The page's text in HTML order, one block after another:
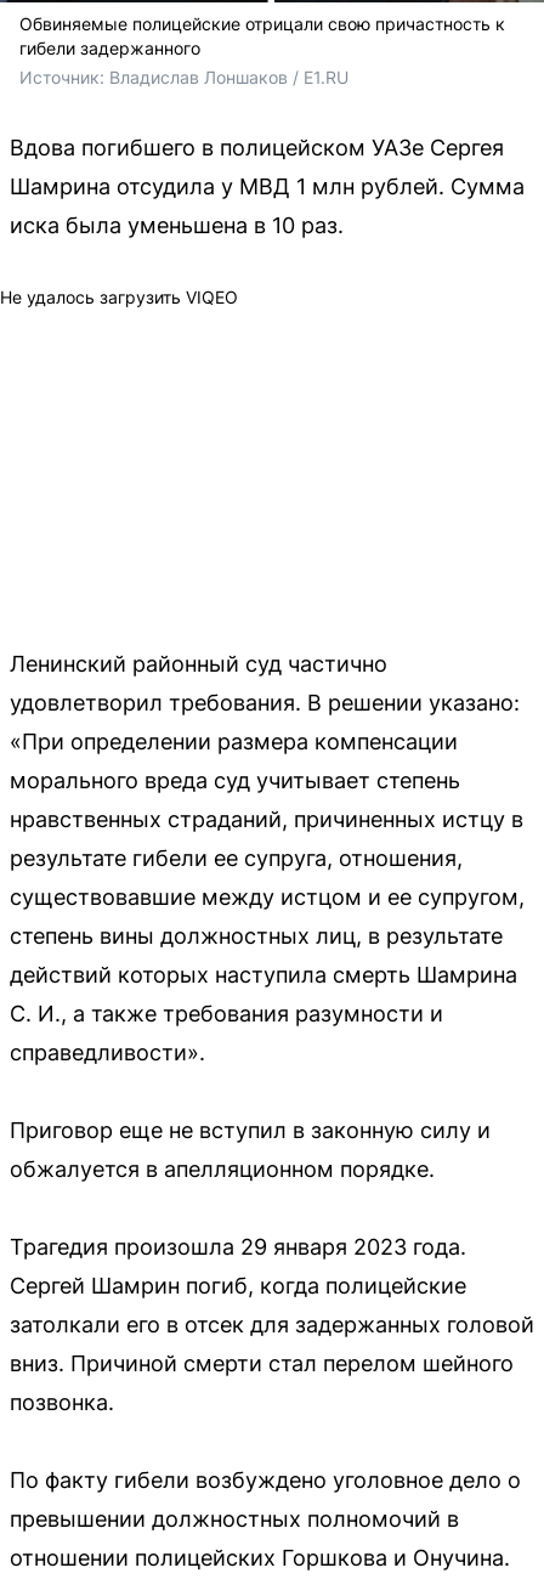
Обвиняемые полицейские отрицали свою причастность к
гибели задержанного
Источник: Владислав Лоншаков / E1.RU
Вдова погибшего в полицейском УАЗе Сергея
Шамрина отсудила у МВД 1 млн рублей. Сумма
иска была уменьшена в 10 раз.
Не удалось загрузить VIQEO
Ленинский районный суд частично
удовлетворил требования. В решении указано:
«При определении размера компенсации
морального вреда суд учитывает степень
нравственных страданий, причиненных истцу в
результате гибели ее супруга, отношения,
существовавшие между истцом и ее супругом,
степень вины должностных лиц, в результате
действий которых наступила смерть Шамрина
С. И., а также требования разумности и
справедливости».
Приговор еще не вступил в законную силу и
обжалуется в апелляционном порядке.
Трагедия произошла 29 января 2023 года.
Сергей Шамрин погиб, когда полицейские
затолкали его в отсек для задержанных головой
вниз. Причиной смерти стал перелом шейного
позвонка.
По факту гибели возбуждено уголовное дело о
превышении должностных полномочий в
отношении полицейских Горшкова и Онучина.